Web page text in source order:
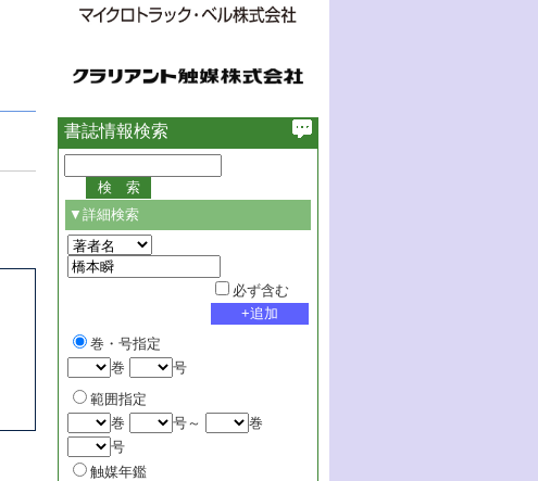
書誌情報検索
▼詳細検索
必ず含む
巻・号指定
巻
号
範囲指定
巻
号～
巻
号
触媒年鑑